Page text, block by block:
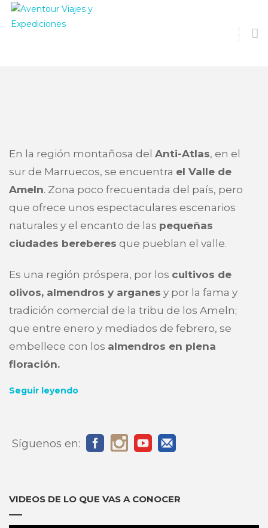
En la región montañosa del Anti-Atlas, en el
sur de Marruecos, se encuentra el Valle de
Ameln. Zona poco frecuentada del país, pero
que ofrece unos espectaculares escenarios
naturales y el encanto de las pequeñas
ciudades bereberes que pueblan el valle.
Es una región próspera, por los cultivos de
olivos, almendros y arganes y por la fama y
tradición comercial de la tribu de los Ameln;
que entre enero y mediados de febrero, se
embellece con los almendros en plena
floración.
Seguir leyendo
Síguenos en:
VIDEOS DE LO QUE VAS A CONOCER